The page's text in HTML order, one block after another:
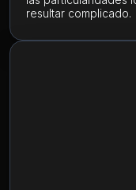
resultar complicado.